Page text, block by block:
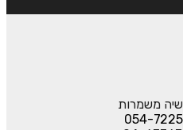
משמרות
054-